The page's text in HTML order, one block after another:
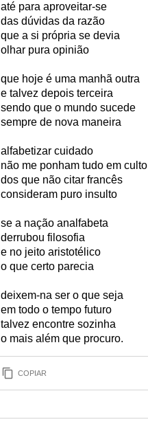
até para aproveitar-se
das dúvidas da razão
que a si própria se devia
olhar pura opinião
que hoje é uma manhã outra
e talvez depois terceira
sendo que o mundo sucede
sempre de nova maneira
alfabetizar cuidado
não me ponham tudo em culto
dos que não citar francês
consideram puro insulto
se a nação analfabeta
derrubou filosofia
e no jeito aristotélico
o que certo parecia
deixem-na ser o que seja
em todo o tempo futuro
talvez encontre sozinha
o mais além que procuro.
COPIAR